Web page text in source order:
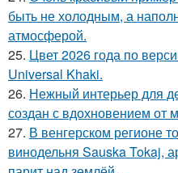
быть не холодным, а
атмосферой.
25. Цвет 2026 года по
Universal Khaki.
26. Нежный интерьер для
создан с вдохновением от
27. В венгерском регионе
винодельня Sauska Tokaj,